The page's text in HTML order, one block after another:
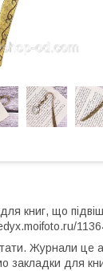
для книг, що
Журнали це
закладки для